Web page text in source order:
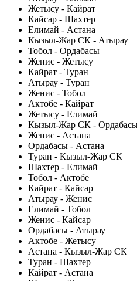
Жетысу - Кайрат
Кайсар - Шахтер
Елимай - Астана
Кызыл-Жар СК - Атырау
Тобол - Ордабасы
Женис - Жетысу
Кайрат - Туран
Атырау - Туран
Женис - Тобол
Актобе - Кайрат
Жетысу - Елимай
Кызыл-Жар СК -
Женис - Астана
Ордабасы - Астана
Туран - Кызыл-Жар СК
Шахтер - Елимай
Тобол - Актобе
Кайрат - Кайсар
Атырау - Женис
Елимай - Тобол
Женис - Кайсар
Ордабасы - Атырау
Актобе - Жетысу
Астана - Кызыл-Жар СК
Туран - Шахтер
Кайрат - Астана